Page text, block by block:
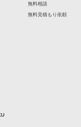
無料相談
無料見積もり依頼